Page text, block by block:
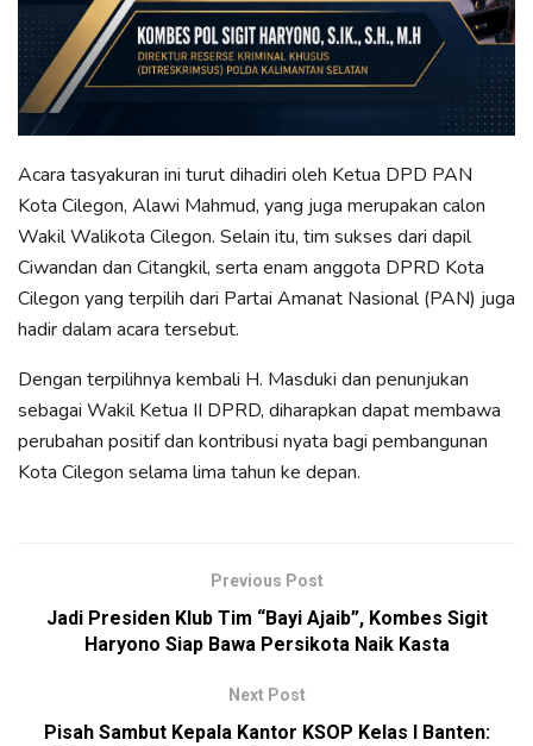
Acara tasyakuran ini turut dihadiri oleh Ketua DPD PAN
Kota Cilegon, Alawi Mahmud, yang juga merupakan calon
Wakil Walikota Cilegon. Selain itu, tim sukses dari dapil
Ciwandan dan Citangkil, serta enam anggota DPRD Kota
Cilegon yang terpilih dari Partai Amanat Nasional (PAN) juga
hadir dalam acara tersebut.
Dengan terpilihnya kembali H. Masduki dan penunjukan
sebagai Wakil Ketua II DPRD, diharapkan dapat membawa
perubahan positif dan kontribusi nyata bagi pembangunan
Kota Cilegon selama lima tahun ke depan.
Previous Post
Jadi Presiden Klub Tim “Bayi Ajaib”, Kombes Sigit
Haryono Siap Bawa Persikota Naik Kasta
Next Post
Pisah Sambut Kepala Kantor KSOP Kelas I Banten: